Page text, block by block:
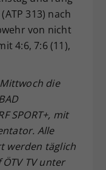
313) nach
von nicht
4:6, 7:6 (11),
die
SPORT+, mit
Alle
werden täglich
TV unter